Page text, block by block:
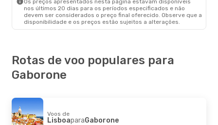
Os preços apresentados nesta página estavam disponíveis
nos últimos 20 dias para os períodos especificados e não
devem ser considerados o preço final oferecido. Observe que a
disponibilidade e os preços estão sujeitos a alterações.
Rotas de voo populares para
Gaborone
Voos de
LisboaparaGaborone